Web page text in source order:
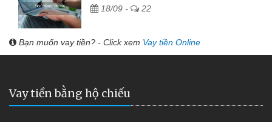
18/09 - 22
Bạn muốn vay tiền? - Click xem Vay tiền Online
Vay tiền bằng hộ chiếu